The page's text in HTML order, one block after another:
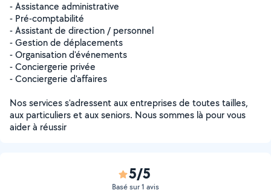
- Assistance administrative
- Pré-comptabilité
- Assistant de direction / personnel
- Gestion de déplacements
- Organisation d'événements
- Conciergerie privée
- Conciergerie d'affaires
Nos services s'adressent aux entreprises de toutes tailles,
aux particuliers et aux seniors. Nous sommes là pour vous
aider à réussir
5/5
Basé sur 1 avis